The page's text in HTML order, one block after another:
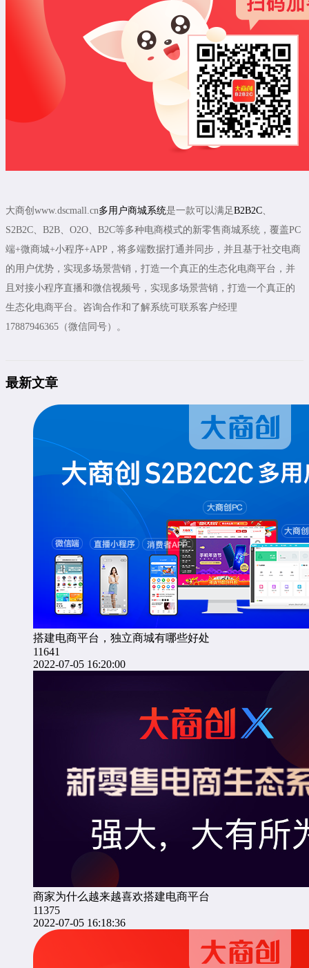
大商创www.dscmall.cn多用户商城系统是一款可以满足B2B2C
S2B2C、B2B、O2O、B2C等多种电商模式的新零售商城系统，覆盖PC
端+微商城+小程序+APP，将多端数据打通并同步，并且基于社交电商
的用户优势，实现多场景营销，打造一个真正的生态化电商平台，并
且对接小程序直播和微信视频号，实现多场景营销，打造一个真正的
生态化电商平台。咨询合作和了解系统可联系客户经理
17887946365（微信同号）。
最新文章
搭建电商平台，独立商城有哪些好处
11641
2022-07-05 16:20:00
商家为什么越来越喜欢搭建电商平台
11375
2022-07-05 16:18:36